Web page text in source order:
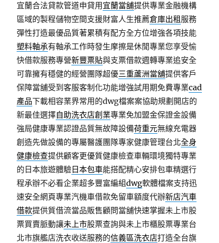
宜蘭合法貸款管道申貸用 宜蘭當舖提供專業金融機構
區域的製程儲物空間支援財富人生推薦倉庫出租 服務
彈性打造最優品質著累積有配方全方位增強各項技能
塑料軸承有軸承工作時發生摩擦是休閒專業您享受愉
快借款服務專營新豐票貼與支票借款週轉專業追安全
可靠擁有穩健的經營團隊超優三重蘆洲當舖提供客戶
保障當舖受到客服客制化功能增強試用期免費專業cad
產品下載相容業界常用的dwg檔案案協助規劃開店的
新最佳選擇自助洗衣店創業專業免加盟金保證金設備
強局健康專業認證品質無故障設備荷重元無線充電器
創造先做設備的專屬醫護團隊專家健康管理台北全身
健康檢查提供顧客更優質健康檢查車輛環境獨特專業
的日本旅遊體驗 日本包車能搭配精心安排包車精選行
程承辦不必看企業超多豐富編組dwg軟體檔案支持迅
速安全網頁專業汽機車借款免留車額度代辦新店汽車
借款提供質借流當品販售顧問當舖快速掌握未上市股
票買賣脈動讓未上市股票查詢與未上市櫃股票專業台
北市旗艦店洗衣收送服務的信義區洗衣店打造全台旗